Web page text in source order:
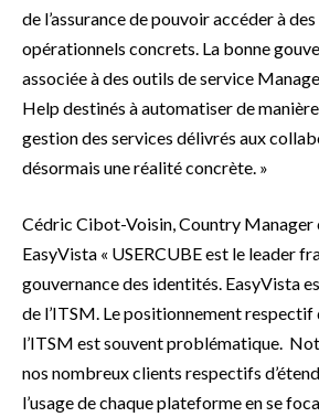
de l’assurance de pouvoir accéder à
opérationnels concrets. La bonne
associée à des outils de service
Help destinés à automatiser de
gestion des services délivrés aux
désormais une réalité concrète. »
Cédric Cibot-Voisin, Country Manager
EasyVista « USERCUBE est le leader
gouvernance des identités. EasyVista
de l’ITSM. Le positionnement respectif
l’ITSM est souvent problématique.
nos nombreux clients respectifs
l’usage de chaque plateforme en se